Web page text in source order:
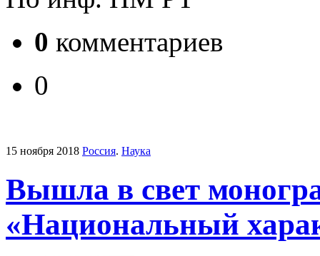
0 комментариев
0
15 ноября 2018 Россия. Наука
Вышла в свет
«Национальный